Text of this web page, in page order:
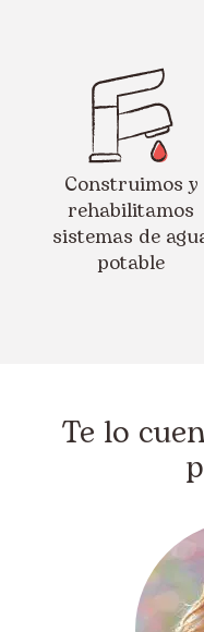
Construimos y
rehabilitamos
sistemas de
potable
Te lo